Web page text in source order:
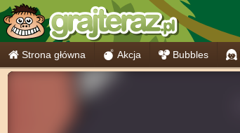
Strona główna Akcja Bubbles